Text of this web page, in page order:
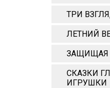
ТРИ
ЛЕТНИЙ
ЗАЩИЩАЯ
СКАЗКИ
ИГРУШКИ